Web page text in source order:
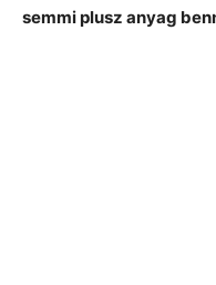
semmi plusz anyag